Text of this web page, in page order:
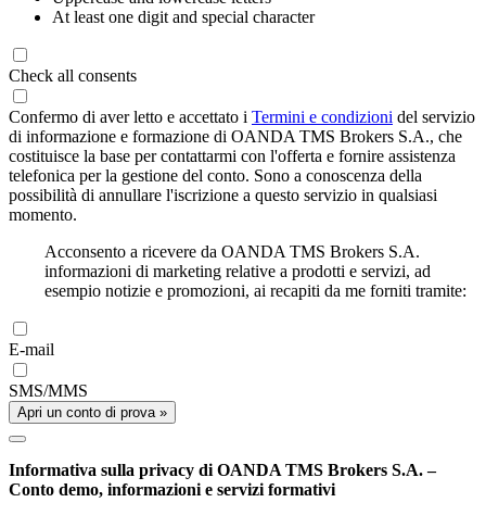
At least one digit and special character
Check all consents
Confermo di aver letto e accettato i Termini e condizioni del servizio
di informazione e formazione di OANDA TMS Brokers S.A., che
costituisce la base per contattarmi con l'offerta e fornire assistenza
telefonica per la gestione del conto. Sono a conoscenza della
possibilità di annullare l'iscrizione a questo servizio in qualsiasi
momento.
Acconsento a ricevere da OANDA TMS Brokers S.A.
informazioni di marketing relative a prodotti e servizi, ad
esempio notizie e promozioni, ai recapiti da me forniti tramite:
E-mail
SMS/MMS
Apri un conto di prova »
Informativa sulla privacy di OANDA TMS Brokers S.A. –
Conto demo, informazioni e servizi formativi